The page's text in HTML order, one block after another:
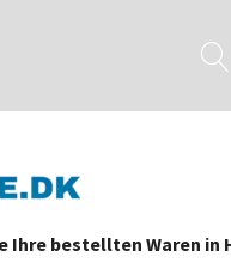
Ihre bestellten Waren in